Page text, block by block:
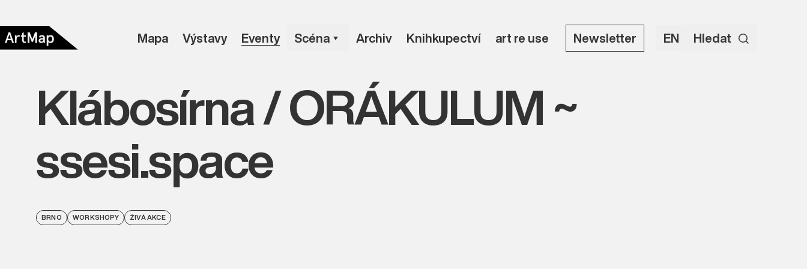
Mapa Výstavy Eventy Scéna Archiv Knihkupectví art re use Newsletter EN Hledat
Klábosírna / ORÁKULUM ~
ssesi.space
BRNO WORKSHOPY ŽIVÁ AKCE